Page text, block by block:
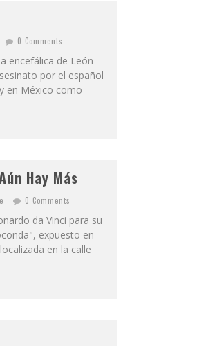
0 Comments
encefálica de León
por el español
en México como
Hay Más
0 Comments
da Vinci para su
expuesto en
en la calle